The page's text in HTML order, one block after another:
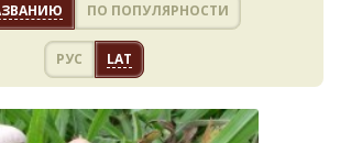
ПО ПОПУЛЯРНОСТИ
РУС LAT